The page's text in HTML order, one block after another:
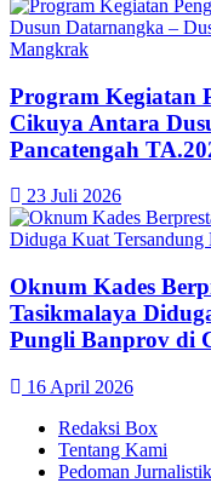
Program Kegiatan
Cikuya Antara
Pancatengah
23 Juli 2026
Oknum Kades
Tasikmalaya
Pungli Banprov di
16 April 2026
Redaksi Box
Tentang Kami
Pedoman Jurnalistik